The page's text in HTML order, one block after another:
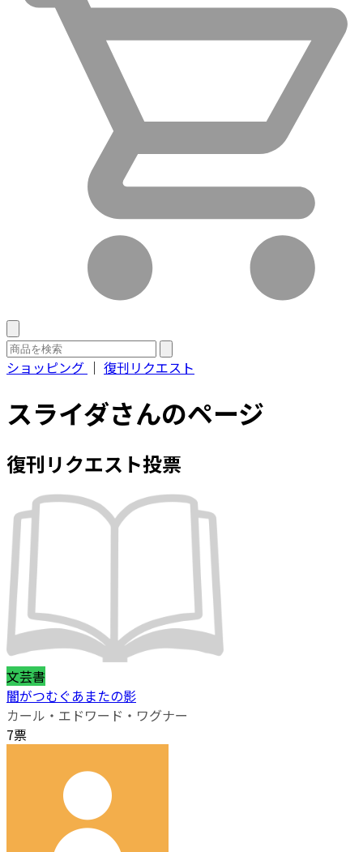
ショッピング ｜ 復刊リクエスト
スライダさんのページ
復刊リクエスト投票
文芸書
闇がつむぐあまたの影
カール・エドワード・ワグナー
7票